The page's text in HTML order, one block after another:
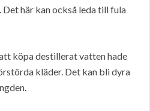
här kan också leda till fula
köpa destillerat vatten hade
kläder. Det kan bli dyra